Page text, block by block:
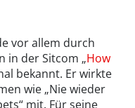
vor allem durch
in der Sitcom „How
bekannt. Er wirkte
wie „Nie wieder
mit. Für seine